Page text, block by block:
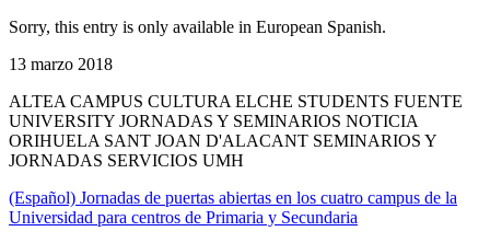
Sorry, this entry is only available in European Spanish.
13 marzo 2018
ALTEA CAMPUS CULTURA ELCHE STUDENTS FUENTE
UNIVERSITY JORNADAS Y SEMINARIOS NOTICIA
ORIHUELA SANT JOAN D'ALACANT SEMINARIOS Y
JORNADAS SERVICIOS UMH
(Español) Jornadas de puertas abiertas en los cuatro campus de la
Universidad para centros de Primaria y Secundaria